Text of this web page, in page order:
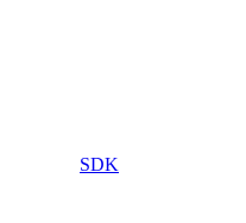
SDK